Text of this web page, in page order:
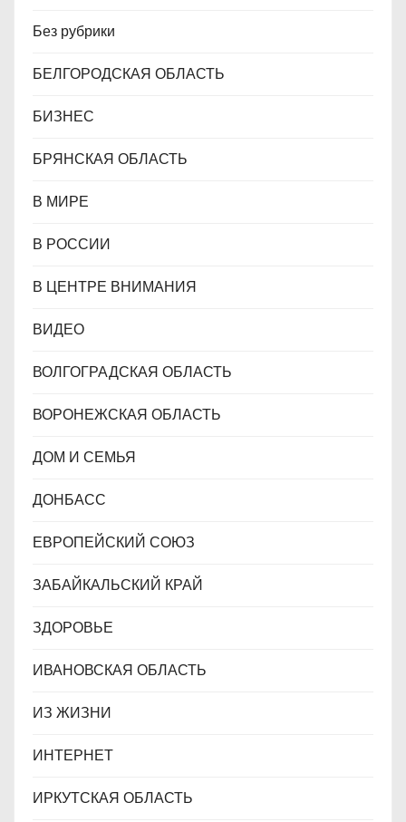
Без рубрики
БЕЛГОРОДСКАЯ ОБЛАСТЬ
БИЗНЕС
БРЯНСКАЯ ОБЛАСТЬ
В МИРЕ
В РОССИИ
В ЦЕНТРЕ ВНИМАНИЯ
ВИДЕО
ВОЛГОГРАДСКАЯ ОБЛАСТЬ
ВОРОНЕЖСКАЯ ОБЛАСТЬ
ДОМ И СЕМЬЯ
ДОНБАСС
ЕВРОПЕЙСКИЙ СОЮЗ
ЗАБАЙКАЛЬСКИЙ КРАЙ
ЗДОРОВЬЕ
ИВАНОВСКАЯ ОБЛАСТЬ
ИЗ ЖИЗНИ
ИНТЕРНЕТ
ИРКУТСКАЯ ОБЛАСТЬ